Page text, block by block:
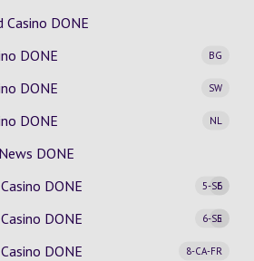
DONE
BG
DONE
SW
DONE
NL
DONE
DONE
5-SE
6
DONE
6-SE
5
DONE
8-CA-FR
DONE